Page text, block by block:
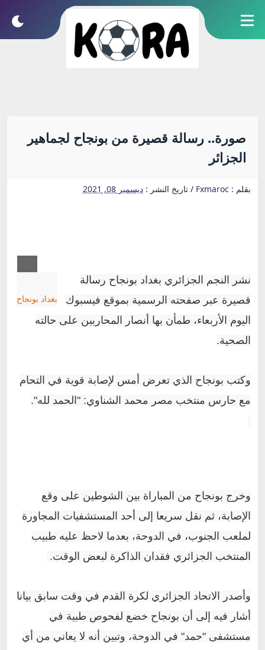
صورة.. رسالة قصيرة من بونجاح لجماهير
الجزائر
بقلم : Fxmaroc
/ تاريخ النشر : ديسمبر 08, 2021
بغداد بونجاح
نشر النجم الجزائري بغداد بونجاح رسالة
قصيرة عبر صفحته الرسمية بموقع فيسبوك
اليوم الأربعاء، طمأن بها أنصار المحاربين على حالته
الصحية.
وكتب بونجاح الذي تعرض أمس لإصابة قوية في التحام
مع حارس منتخب مصر محمد الشناوي: "الحمد لله".
وخرج بونجاح من المباراة بين الشوطين على وقع
الإصابة، ثم نقل سريعا إلى أحد المستشفيات المجاورة
لملعب الجنوب، في الدوحة، بعدما لاحظ عليه طبيب
المنتخب الجزائري فقدان الذاكرة لبعض الوقت.
وأصدر الاتحاد الجزائري لكرة القدم في وقت سابق بيانا
أشار فيه إلى أن بونجاح خضع لفحوص طبية في
مستشفى "حمد" في الدوحة، وتبين أنه لا يعاني من أي